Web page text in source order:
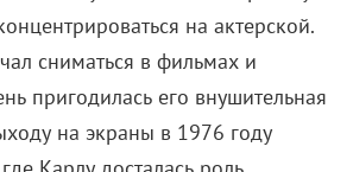
больше уходил от простейшего
магический реализм.
сравнения с «Унесенными
натянутыми. Или с «Двадцатым